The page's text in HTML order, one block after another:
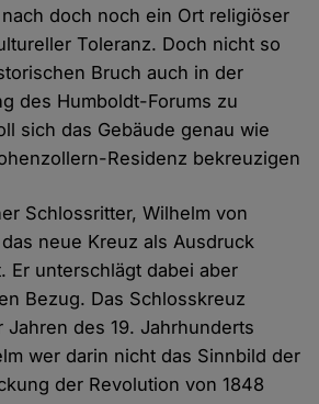
doch noch ein Ort religiöser
Toleranz. Doch nicht so
Bruch auch in der
des Humboldt-Forums zu
sich das Gebäude genau wie
Residenz bekreuzigen
Schlossritter, Wilhelm von
neue Kreuz als Ausdruck
Er unterschlägt dabei aber
Bezug. Das Schlosskreuz
des 19. Jahrhunderts
wer darin nicht das Sinnbild der
der Revolution von 1848